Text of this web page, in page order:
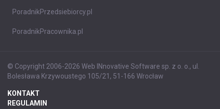
PoradnikPrzedsiebiorcy.pl
PoradnikPracownika.pl
© Copyright 2006-2026 Web INnovative Software sp. z o. o., ul.
Bolesława Krzywoustego 105/21, 51-166 Wrocław
KONTAKT
REGULAMIN